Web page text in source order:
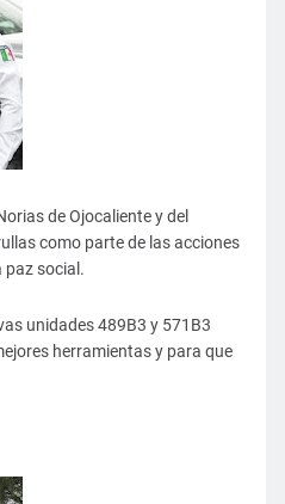
de Ojocaliente y del
como parte de las acciones
paz social.
unidades 489B3 y 571B3
herramientas y para que